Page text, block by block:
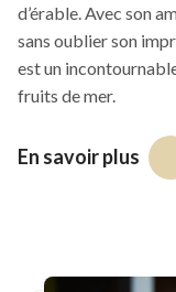
d’érable. Avec son
sans oublier son
est un
fruits de mer.
En savoir plus
Ce
une